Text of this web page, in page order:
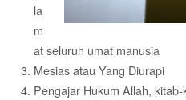
la
m
at seluruh umat manusia
Mesias atau Yang Diurapi
Pengajar Hukum Allah,